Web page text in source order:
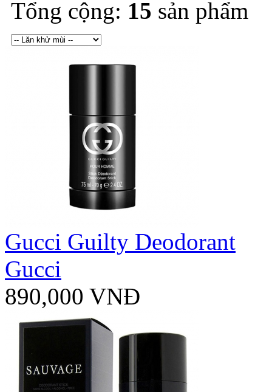
Tổng cộng: 15 sản phẩm
Gucci Guilty Deodorant
Gucci
890,000 VNĐ